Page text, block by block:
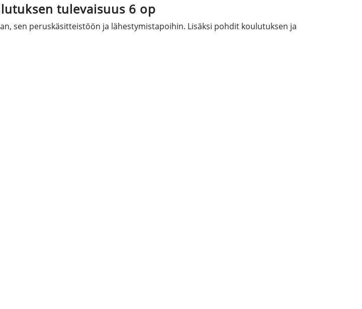
tulevaisuus 6 op
sen peruskäsitteistöön ja lähestymistapoihin. Lisäksi pohdit koulutuksen ja